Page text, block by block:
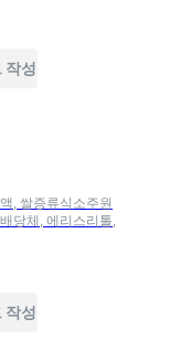
작성
, 쌀증류식소주원
당체, 에리스리톨,
작성